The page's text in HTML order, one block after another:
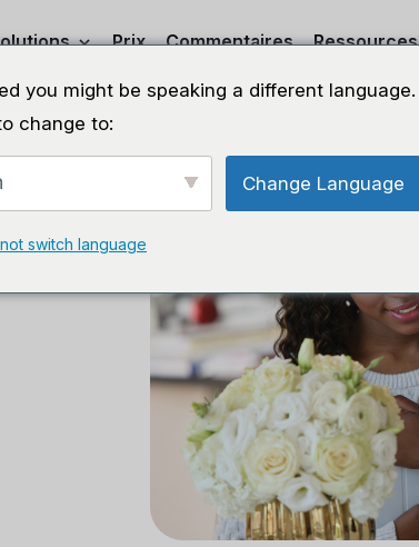
Prix Commentaires Ressources
you might be speaking a different language.
change to:
Change Language
switch language